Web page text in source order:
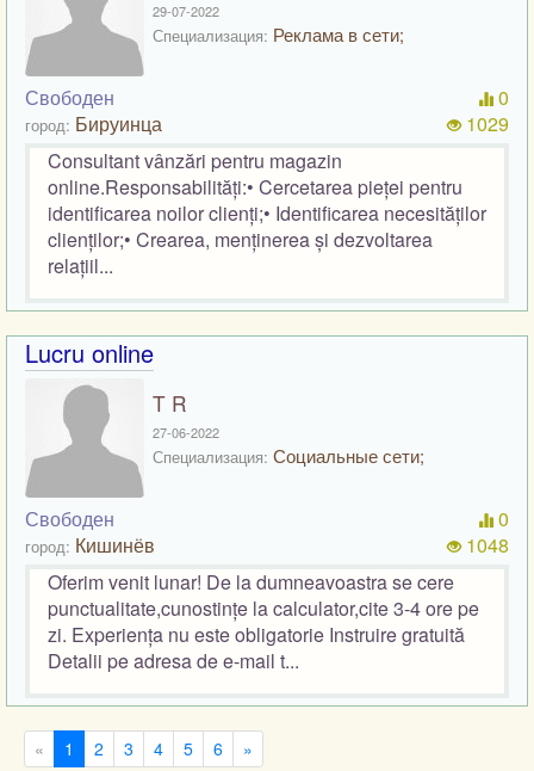
29-07-2022
Специализация: Реклама в сети;
Свободен
город: Бируинца
0
1029
Consultant vânzări pentru magazin
online.Responsabilități:• Cercetarea pieței pentru
identificarea noilor clienți;• Identificarea necesităților
clienților;• Crearea, menținerea și dezvoltarea
relațiil...
Lucru online
T R
27-06-2022
Специализация: Социальные сети;
Свободен
город: Кишинёв
0
1048
Oferim venit lunar! De la dumneavoastra se cere
punctualitate,cunostințe la calculator,cite 3-4 ore pe
zi. Experiența nu este obligatorie Instruire gratuită
Detalii pe adresa de e-mail t...
« 1 2 3 4 5 6 »